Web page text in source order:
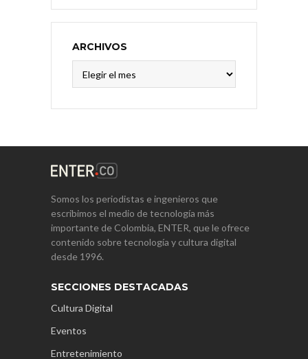
ARCHIVOS
Somos los periodistas e ingenieros que
escribimos el medio de tecnología más
importante de Colombia, ENTER, que le ofrece
contenido sobre tecnología y cultura digital
desde 1996.
SECCIONES DESTACADAS
Cultura Digital
Eventos
Entretenimiento